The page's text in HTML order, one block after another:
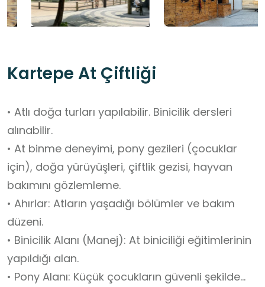
Kartepe At Çiftliği
• Atlı doğa turları yapılabilir. Binicilik dersleri
alınabilir.
• At binme deneyimi, pony gezileri (çocuklar
için), doğa yürüyüşleri, çiftlik gezisi, hayvan
bakımını gözlemleme.
• Ahırlar: Atların yaşadığı bölümler ve bakım
düzeni.
• Binicilik Alanı (Manej): At biniciliği eğitimlerinin
yapıldığı alan.
• Pony Alanı: Küçük çocukların güvenli şekilde